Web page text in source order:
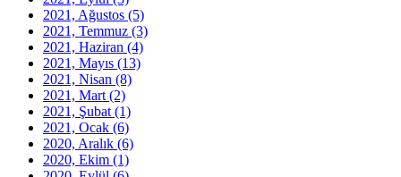
2021, Ağustos (5)
2021, Temmuz (3)
2021, Haziran (4)
2021, Mayıs (13)
2021, Nisan (8)
2021, Mart (2)
2021, Şubat (1)
2021, Ocak (6)
2020, Aralık (6)
2020, Ekim (1)